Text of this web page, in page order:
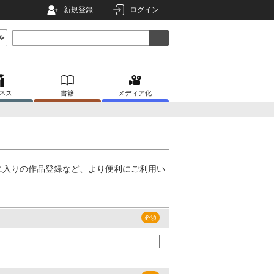
新規登録 ログイン
ス 書籍 メディア化
りの作品登録など、より便利にご利用い